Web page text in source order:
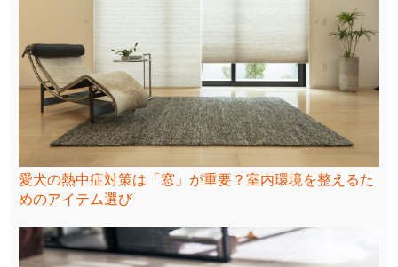
愛犬の熱中症対策は「窓」が重要？室内環境を整えるた
めのアイテム選び